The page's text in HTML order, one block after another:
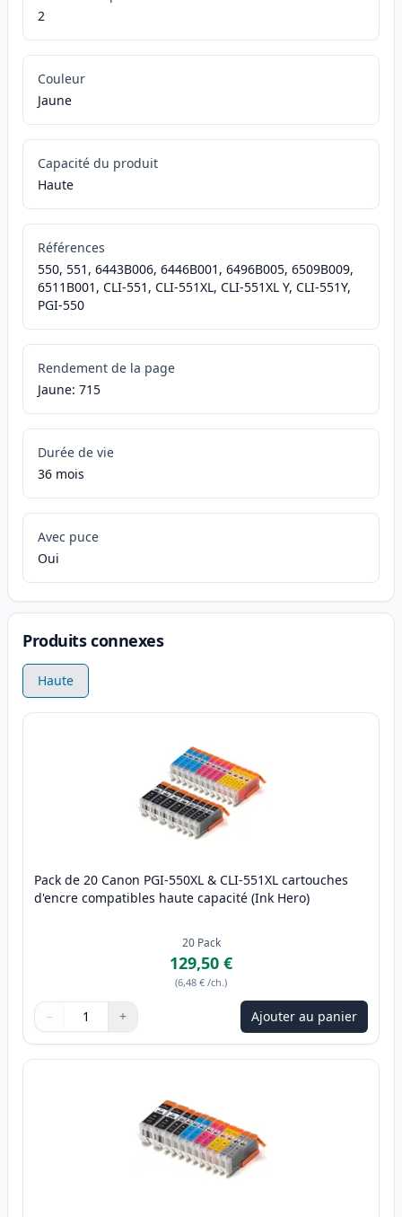
2
Couleur
Jaune
Capacité du produit
Haute
Références
550, 551, 6443B006, 6446B001, 6496B005, 6509B009,
6511B001, CLI-551, CLI-551XL, CLI-551XL Y, CLI-551Y,
PGI-550
Rendement de la page
Jaune: 715
Durée de vie
36 mois
Avec puce
Oui
Produits connexes
Haute
Pack de 20 Canon PGI-550XL & CLI-551XL cartouches
d'encre compatibles haute capacité (Ink Hero)
20 Pack
129,50 €
(6,48 € /ch.)
Quantité
Utilisez les boutons pour ajuster
− +
Quantité Ajouter au panier